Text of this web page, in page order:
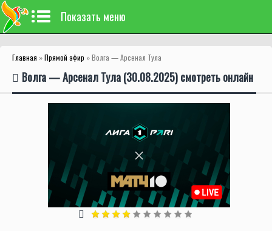
Показать меню
Главная »Прямой эфир » Волга — Арсенал Тула
Волга — Арсенал Тула (30.08.2025) смотреть онлайн